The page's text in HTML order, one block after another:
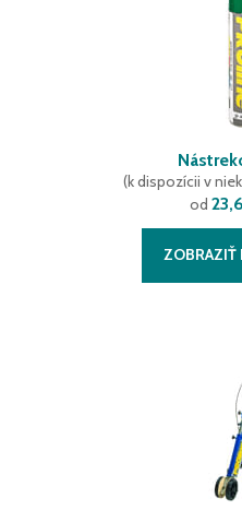
(k dispozícii v
od
ZOBRAZIŤ